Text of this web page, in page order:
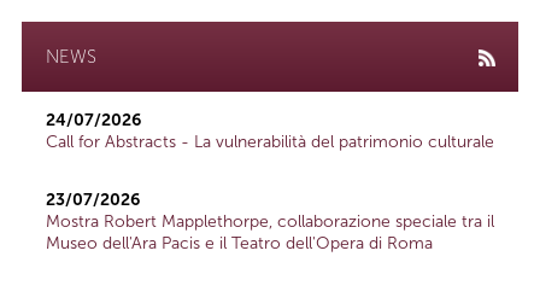
NEWS
24/07/2026
Call for Abstracts - La vulnerabilità del patrimonio culturale
23/07/2026
Mostra Robert Mapplethorpe, collaborazione speciale tra il
Museo dell'Ara Pacis e il Teatro dell'Opera di Roma